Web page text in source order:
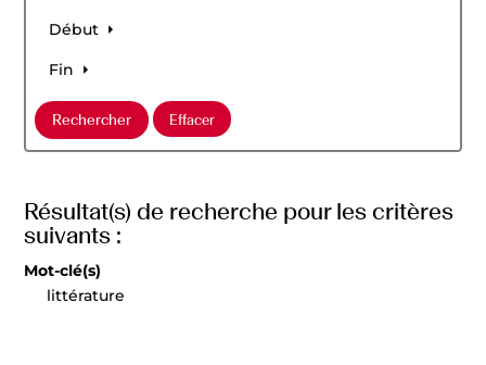
Début
Fin
Résultat(s) de recherche pour les critères
suivants :
Mot-clé(s)
littérature